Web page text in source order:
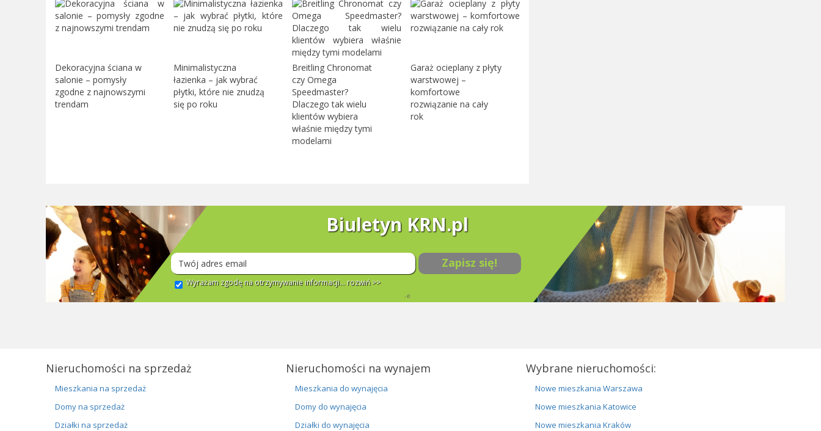
Dekoracyjna ściana w
salonie – pomysły
zgodne z najnowszymi
trendam
Minimalistyczna
łazienka – jak wybrać
płytki, które nie znudzą
się po roku
Breitling Chronomat
czy Omega
Speedmaster?
Dlaczego tak wielu
klientów wybiera
właśnie między tymi
modelami
Garaż ocieplany z płyty
warstwowej –
komfortowe
rozwiązanie na cały
rok
Biuletyn KRN.pl
Zapisz się!
Wyrażam zgodę na otrzymywanie informacji... rozwiń >>
Nieruchomości na sprzedaż
Mieszkania na sprzedaż
Domy na sprzedaż
Działki na sprzedaż
Nieruchomości na wynajem
Mieszkania do wynajęcia
Domy do wynajęcia
Działki do wynajęcia
Wybrane nieruchomości:
Nowe mieszkania Warszawa
Nowe mieszkania Katowice
Nowe mieszkania Kraków